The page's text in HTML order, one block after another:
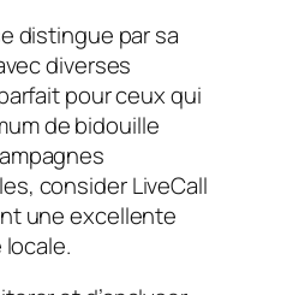
distingue par sa
diverses
pour ceux qui
de bidouille
consider LiveCall
une excellente
locale.